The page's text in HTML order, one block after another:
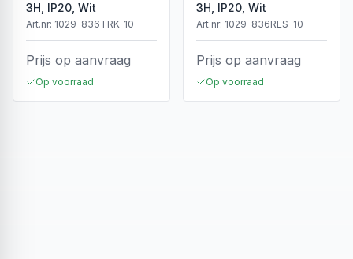
3H, IP20, Wit
Art.nr: 1029-836TRK-10
Prijs op aanvraag
Op voorraad
3H, IP20, Wit
Art.nr: 1029-836RES-10
Prijs op aanvraag
Op voorraad